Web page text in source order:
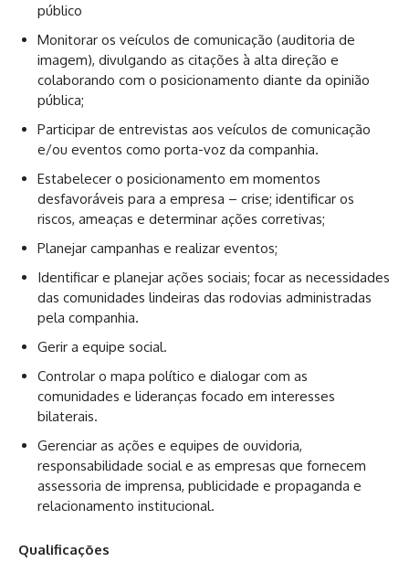
público
Monitorar os veículos de comunicação (auditoria de
imagem), divulgando as citações à alta direção e
colaborando com o posicionamento diante da opinião
pública;
Participar de entrevistas aos veículos de comunicação
e/ou eventos como porta-voz da companhia.
Estabelecer o posicionamento em momentos
desfavoráveis para a empresa – crise; identificar os
riscos, ameaças e determinar ações corretivas;
Planejar campanhas e realizar eventos;
Identificar e planejar ações sociais; focar as necessidades
das comunidades lindeiras das rodovias administradas
pela companhia.
Gerir a equipe social.
Controlar o mapa político e dialogar com as
comunidades e lideranças focado em interesses
bilaterais.
Gerenciar as ações e equipes de ouvidoria,
responsabilidade social e as empresas que fornecem
assessoria de imprensa, publicidade e propaganda e
relacionamento institucional.
Qualificações